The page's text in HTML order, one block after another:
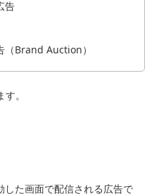
告
（Brand Auction）
。
した画面で配信される広告で